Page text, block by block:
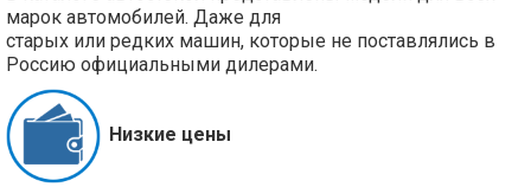
марок автомобилей. Даже для
старых или редких машин, которые не поставлялись в
Россию официальными дилерами.
Низкие цены